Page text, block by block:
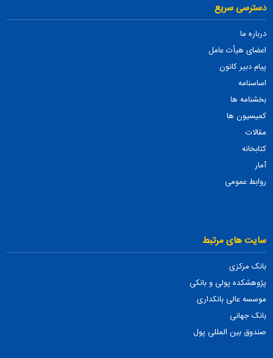
دسترسی سریع
درباره ما
اعضای هیأت عامل
پیام دبیر کانون
اساسنامه
بخشنامه ها
کمیسیون ها
مقالات
کتابخانه
آمار
روابط عمومی
سایت های مرتبط
بانک مرکزی
پژوهشکده پولی و بانکی
موسسه عالی بانکداری
بانک جهانی
صندوق بین المللی پول